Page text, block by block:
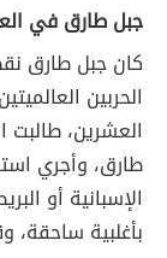
جبل طارق في
كان جبل طارق
الحربين
العشرين، طالبت
طارق، وأجري
الإسبانية أو
بأغلبية ساحقة،